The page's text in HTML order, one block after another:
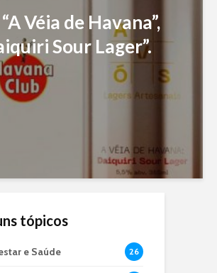
Véia de Havana”,
Sour Lager”.
tópicos
e Saúde 26